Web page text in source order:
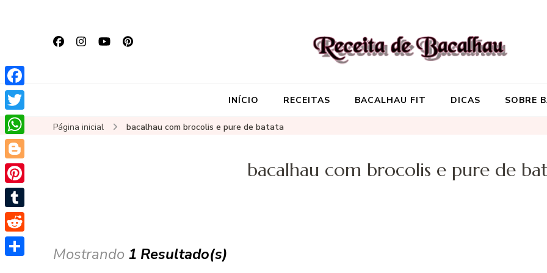
INÍCIO RECEITAS BACALHAU FIT DICAS SOBRE
Página inicial bacalhau com brocolis e pure de batata
bacalhau com brocolis e pure de
Mostrando 1 Resultado(s)
Facebook
Twitter
WhatsApp
Blogger
Pinterest
Tumblr
Reddit